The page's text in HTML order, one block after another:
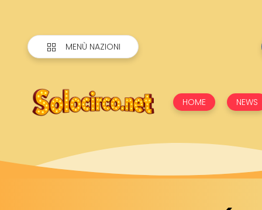
MENÙ NAZIONI
HOME NEWS